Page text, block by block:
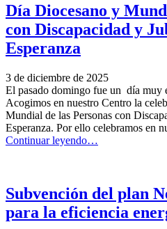
de
PPAA”
Día Diocesano y
con Discapacidad y
Esperanza
3 de diciembre de 2025
El pasado domingo fue un día muy
Acogimos en nuestro Centro la
Mundial de las Personas con
Esperanza. Por ello celebramos en
Continuar leyendo“Día
de
las
Personas
…
Subvención del plan
para la eficiencia